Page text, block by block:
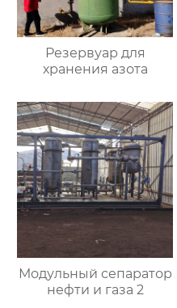
Резервуар для
хранения азота
Модульный сепаратор
нефти и газа 2